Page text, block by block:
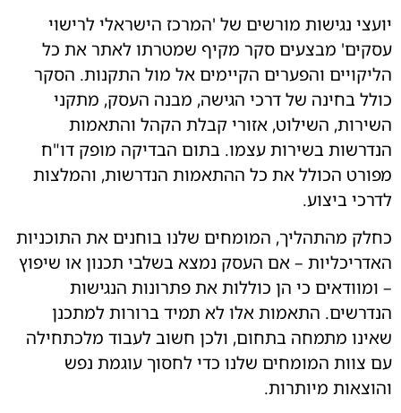
נגישות מורשים של 'המרכז הישראלי לרישוי
מבצעים סקר מקיף שמטרתו לאתר את כל
והפערים הקיימים אל מול התקנות. הסקר
בחינה של דרכי הגישה, מבנה העסק, מתקני
השילוט, אזורי קבלת הקהל והתאמות
בשירות עצמו. בתום הבדיקה מופק דו"ח
הכולל את כל ההתאמות הנדרשות, והמלצות
ביצוע.
מהתהליך, המומחים שלנו בוחנים את התוכניות
– אם העסק נמצא בשלבי תכנון או שיפוץ
כי הן כוללות את פתרונות הנגישות
התאמות אלו לא תמיד ברורות למתכנן
מתמחה בתחום, ולכן חשוב לעבוד מלכתחילה
צוות המומחים שלנו כדי לחסוך עוגמת נפש
מיותרות.